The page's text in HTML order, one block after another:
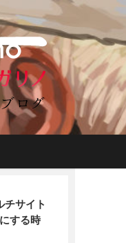
サイト
する時